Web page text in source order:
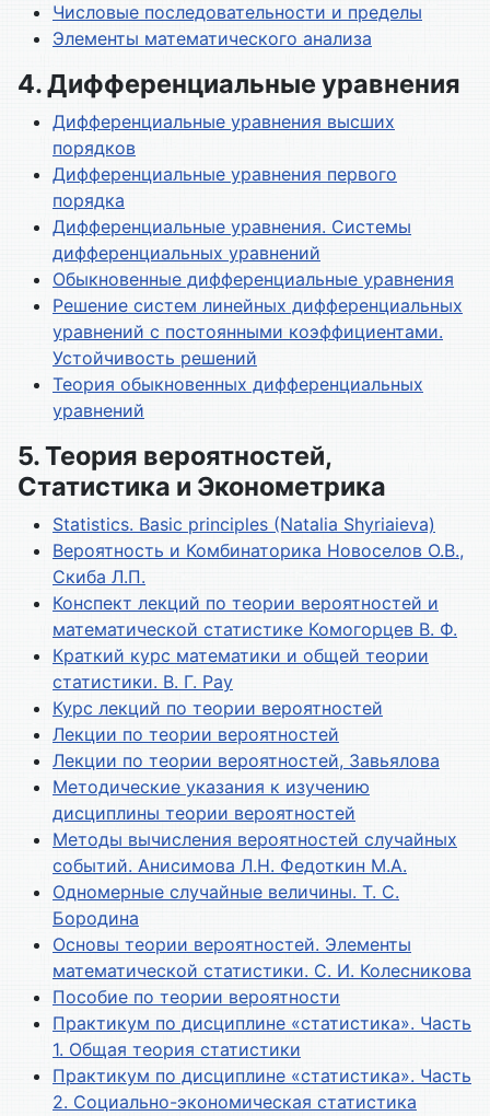
Числовые последовательности и пределы
Элементы математического анализа
4. Дифференциальные уравнения
Дифференциальные уравнения высших
порядков
Дифференциальные уравнения первого
порядка
Дифференциальные уравнения. Системы
дифференциальных уравнений
Обыкновенные дифференциальные уравнения
Решение систем линейных дифференциальных
уравнений с постоянными коэффициентами.
Устойчивость решений
Теория обыкновенных дифференциальных
уравнений
5. Теория вероятностей,
Статистика и Эконометрика
Statistics. Basic principles (Natalia Shyriaieva)
Вероятность и Комбинаторика Новоселов О.В.,
Скиба Л.П.
Конспект лекций по теории вероятностей и
математической статистике Комогорцев В. Ф.
Краткий курс математики и общей теории
статистики. В. Г. Рау
Курс лекций по теории вероятностей
Лекции по теории вероятностей
Лекции по теории вероятностей, Завьялова
Методические указания к изучению
дисциплины теории вероятностей
Методы вычисления вероятностей случайных
событий. Анисимова Л.Н. Федоткин М.А.
Одномерные случайные величины. Т. С.
Бородина
Основы теории вероятностей. Элементы
математической статистики. С. И. Колесникова
Пособие по теории вероятности
Практикум по дисциплине «статистика». Часть
1. Общая теория статистики
Практикум по дисциплине «статистика». Часть
2. Социально-экономическая статистика